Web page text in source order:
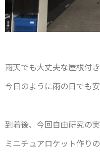
雨天でも大丈夫な屋根付
今日のように雨の日でも
到着後、今回自由研究の
ミニチュアロケット作り